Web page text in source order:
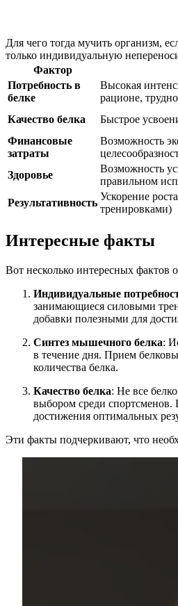
Для чего тогда мучить организм,
только индивидуальную
Фактор
Потребность в
белке
Высокая
рационе,
Качество белка
Быстрое
Финансовые
затраты
Возможность
Здоровье
Возможность
правильном
Результативность
Ускорение
тренировками)
Интересные факты
Вот несколько интересных фактов
Индивидуальные
занимающиеся силовыми
добавки полезными для
Синтез мышечного белка:
в течение дня. Прием
количества белка.
Качество белка: Не все
выбором среди спортсменов.
достижения оптимальных
Эти факты подчеркивают, что